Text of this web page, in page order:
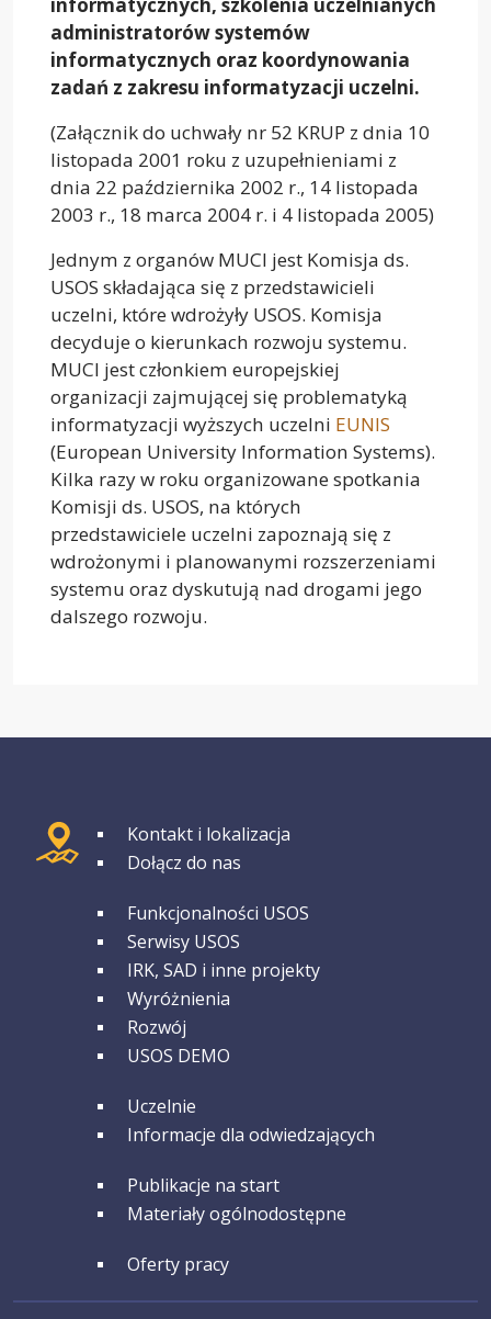
administratorów systemów
informatycznych oraz koordynowania
zadań z zakresu informatyzacji uczelni.
(Załącznik do uchwały nr 52 KRUP z dnia 10
listopada 2001 roku z uzupełnieniami z
dnia 22 października 2002 r., 14 listopada
2003 r., 18 marca 2004 r. i 4 listopada 2005)
Jednym z organów MUCI jest Komisja ds.
USOS składająca się z przedstawicieli
uczelni, które wdrożyły USOS. Komisja
decyduje o kierunkach rozwoju systemu.
MUCI jest członkiem europejskiej
organizacji zajmującej się problematyką
informatyzacji wyższych uczelni EUNIS
(European University Information Systems).
Kilka razy w roku organizowane spotkania
Komisji ds. USOS, na których
przedstawiciele uczelni zapoznają się z
wdrożonymi i planowanymi rozszerzeniami
systemu oraz dyskutują nad drogami jego
dalszego rozwoju.
GRUPA 1Kontakt i lokalizacja
Dołącz do nas
GRUPA 2Funkcjonalności USOS
Serwisy USOS
IRK, SAD i inne projekty
Wyróżnienia
Rozwój
USOS DEMO
GRUPA 3Uczelnie
Informacje dla odwiedzających
GRUPA 4Publikacje na start
Materiały ogólnodostępne
GRUPA 5Oferty pracy